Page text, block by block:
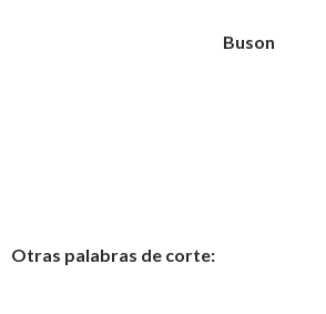
Buson
Otras palabras de corte: